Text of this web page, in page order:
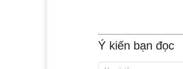
Ý kiến bạn đọc